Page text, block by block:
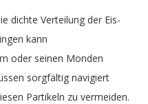
dichte Verteilung der Eis-
kann
oder seinen Monden
sorgfältig navigiert
Partikeln zu vermeiden.